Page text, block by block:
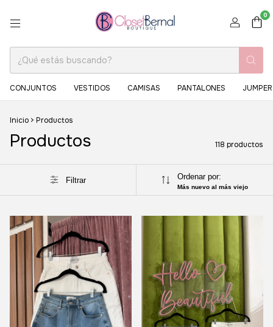
0
CONJUNTOS VESTIDOS CAMISAS PANTALONES
Inicio > Productos
Productos 118 productos
Filtrar Ordenar por:
Más nuevo al más viejo